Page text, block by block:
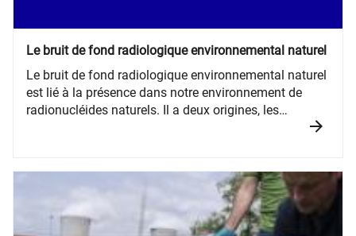
Le bruit de fond radiologique environnemental naturel
Le bruit de fond radiologique environnemental naturel
est lié à la présence dans notre environnement de
radionucléides naturels. Il a deux origines, les
radionucléides telluriques présents sur terre depuis sa